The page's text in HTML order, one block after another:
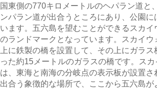
東側の770キロメートルのヘパラン道と
パラン道が出合うところにあり、公園
ます。五六島を望むことができるスカ
ランドマークとなっています。スカイ
に鉄製の橋を設置して、その上にガラ
た約15メートルのガラスの橋です。ス
、東海と南海の分岐点の表示板が設置
合う象徴的な場所で、ここから五六島